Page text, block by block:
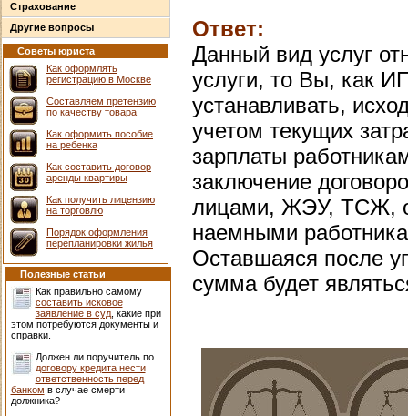
Страхование
Другие вопросы
Советы юриста
Как оформлять
регистрацию в Москве
Составляем претензию
по качеству товара
Как оформить пособие
на ребенка
Как составить договор
аренды квартиры
Как получить лицензию
на торговлю
Порядок оформления
перепланировки жилья
Полезные статьи
Как правильно самому
составить исковое
заявление в суд, какие при
этом потребуются документы и
справки.
Должен ли поручитель по
договору кредита нести
ответственность перед
банком в случае смерти
должника?
Ответ:
Данный вид услуг
услуги, то Вы, как
устанавливать,
учетом текущих
зарплаты
заключение
лицами, ЖЭУ, ТСЖ,
наемными
Оставшаяся после
сумма будет